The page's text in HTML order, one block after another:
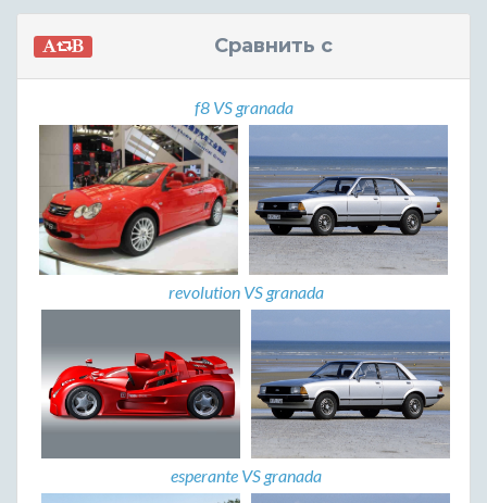
Сравнить с
f8 VS granada
revolution VS granada
esperante VS granada